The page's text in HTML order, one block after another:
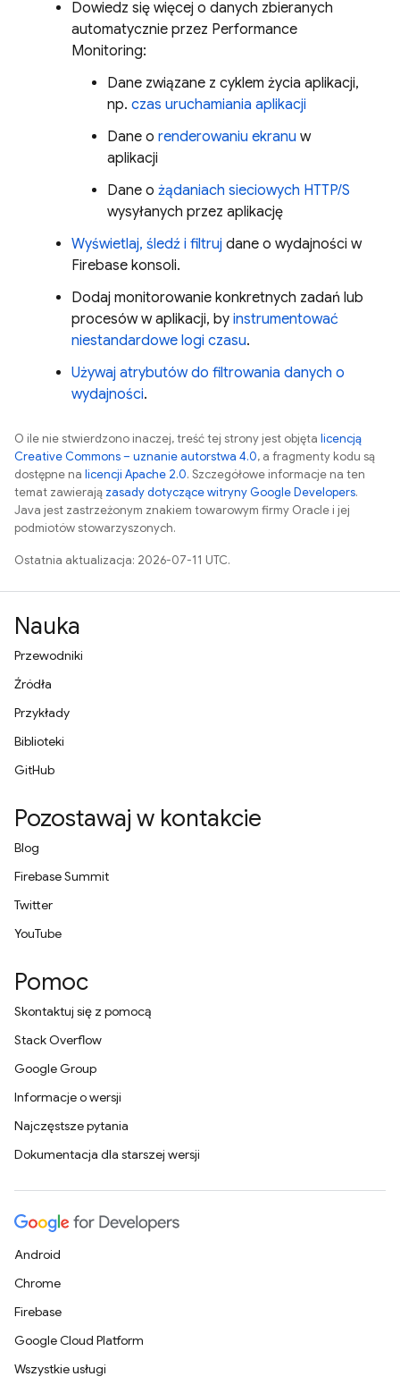
Dowiedz się więcej o danych zbieranych
automatycznie przez Performance
Monitoring:
Dane związane z cyklem życia aplikacji,
np. czas uruchamiania aplikacji
Dane o renderowaniu ekranu w
aplikacji
Dane o żądaniach sieciowych HTTP/S
wysyłanych przez aplikację
Wyświetlaj, śledź i filtruj dane o wydajności w
Firebase konsoli.
Dodaj monitorowanie konkretnych zadań lub
procesów w aplikacji, by instrumentować
niestandardowe logi czasu.
Używaj atrybutów do filtrowania danych o
wydajności.
O ile nie stwierdzono inaczej, treść tej strony jest objęta licencją
Creative Commons – uznanie autorstwa 4.0, a fragmenty kodu są
dostępne na licencji Apache 2.0. Szczegółowe informacje na ten
temat zawierają zasady dotyczące witryny Google Developers.
Java jest zastrzeżonym znakiem towarowym firmy Oracle i jej
podmiotów stowarzyszonych.
Ostatnia aktualizacja: 2026-07-11 UTC.
Nauka
Przewodniki
Źródła
Przykłady
Biblioteki
GitHub
Pozostawaj w kontakcie
Blog
Firebase Summit
Twitter
YouTube
Pomoc
Skontaktuj się z pomocą
Stack Overflow
Google Group
Informacje o wersji
Najczęstsze pytania
Dokumentacja dla starszej wersji
Android
Chrome
Firebase
Google Cloud Platform
Wszystkie usługi